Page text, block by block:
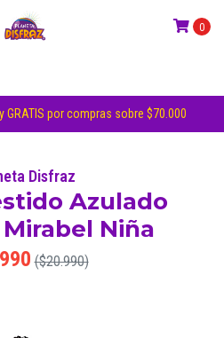
por compras sobre $70.000
0
Disfraz
Azulado
Niña
($20.990)